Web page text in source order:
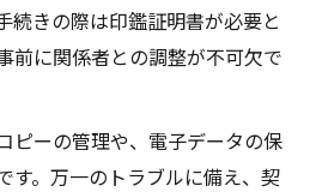
続きの際は印鑑証明書が必要と
前に関係者との調整が不可欠で
ピーの管理や、電子データの保
す。万一のトラブルに備え、契